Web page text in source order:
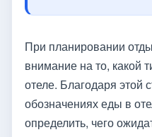
При планировании
внимание на то, какой
отеле. Благодаря этой
обозначениях еды в
определить, чего